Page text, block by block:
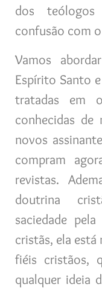
dos
confusão com
Vamos
Espírito Santo
tratadas em
conhecidas de
novos
compram
revistas.
doutrina
saciedade
cristãs, ela
fiéis cristãos,
qualquer ideia